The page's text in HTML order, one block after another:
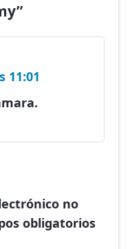
11:01
no
obligatorios